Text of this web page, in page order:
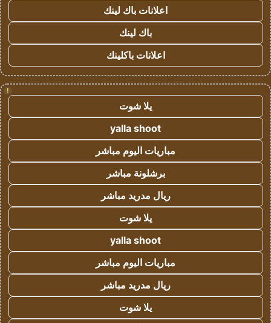
اعلانات باك لينك
باك لينك
اعلانات باكلينك
!
يلا شوت
yalla shoot
مباريات اليوم مباشر
برشلونة مباشر
ريال مدريد مباشر
يلا شوت
yalla shoot
مباريات اليوم مباشر
ريال مدريد مباشر
يلا شوت